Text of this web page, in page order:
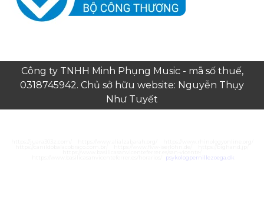
Công ty TNHH Minh Phụng Music - mã số thuế,
0318745942. Chủ sở hữu website: Nguyễn Thụy
Như Tuyết
psykologpernillezoega.dk